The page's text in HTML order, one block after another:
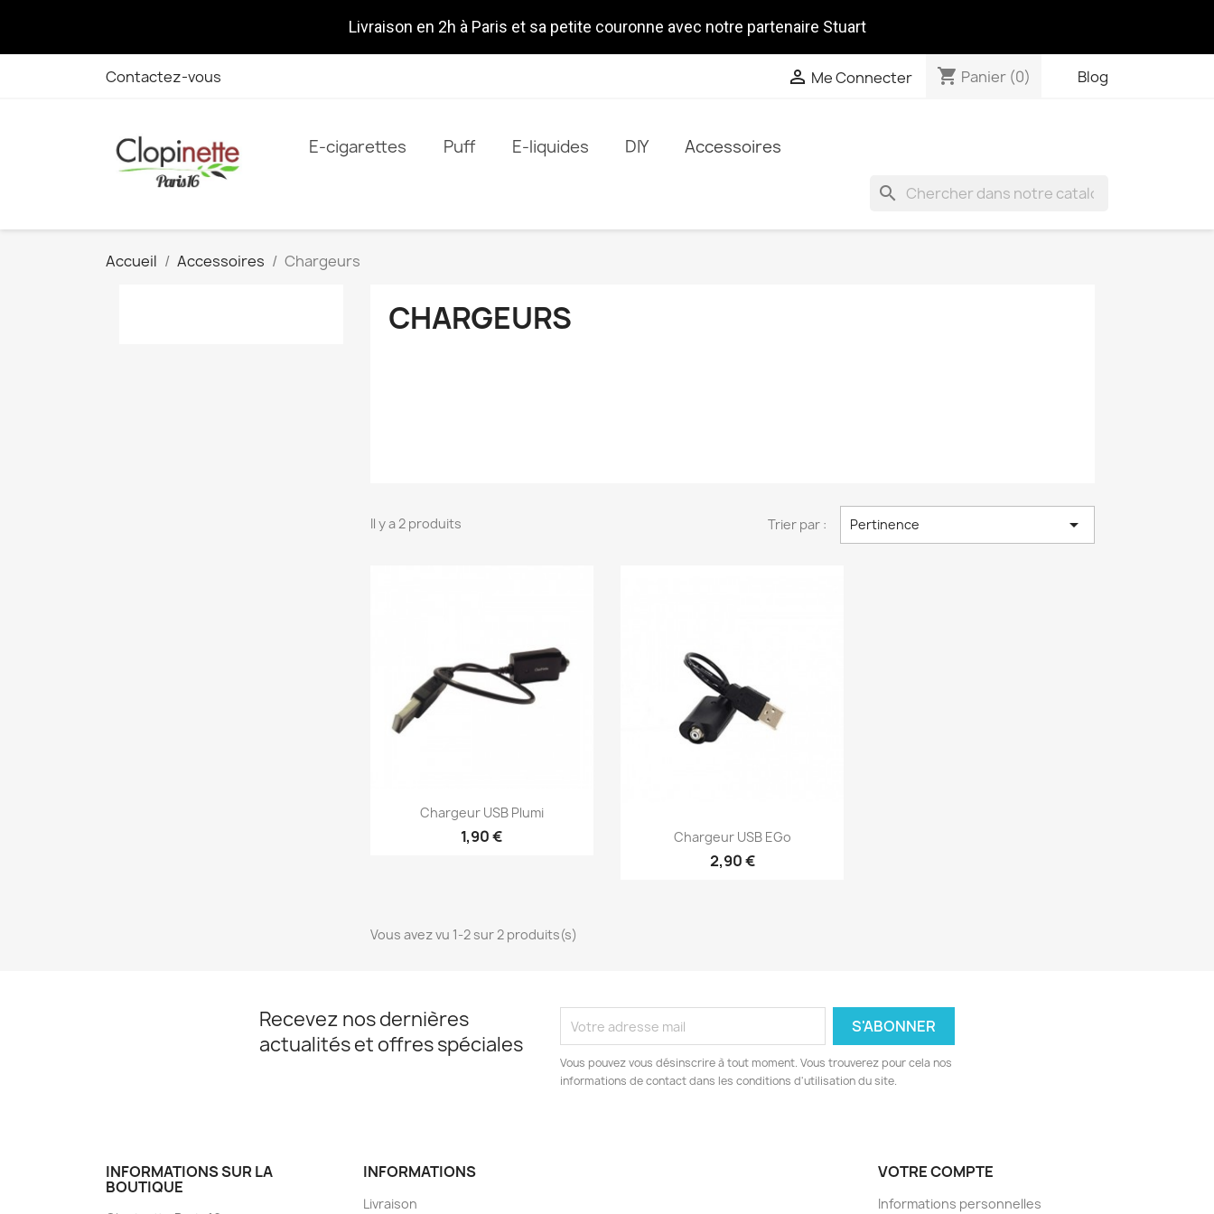
Livraison en 2h à Paris et sa petite couronne avec notre partenaire Stuart
Contactez-vous  Me Connecter shopping_cart Panier (0) Blog
E-cigarettes Puff E-liquides DIY Accessoires
search
Accueil Accessoires Chargeurs
CHARGEURS
Il y a 2 produits Trier par : Pertinence 
Aperçu rapide
Chargeur USB Plumi
1,90 € Aperçu rapide
Chargeur USB EGo
2,90 €
Vous avez vu 1-2 sur 2 produits(s)
Recevez nos dernières
actualités et offres spéciales
Vous pouvez vous désinscrire à tout moment. Vous trouverez pour cela nos
informations de contact dans les conditions d'utilisation du site.
INFORMATIONS SUR LA
BOUTIQUE
INFORMATIONS
Livraison
VOTRE COMPTE
Informations personnelles